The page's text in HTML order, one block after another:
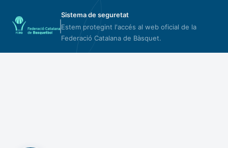
Sistema de seguretat
Estem protegint l'accés al web oficial de la
Federació Catalana de Bàsquet.